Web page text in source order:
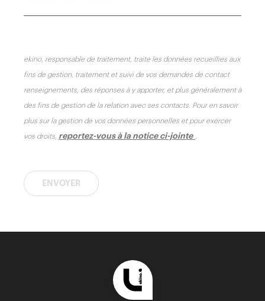
ekino, responsable de traitement, traite les données recueillies aux
fins de gestion, traitement et suivi de vos demandes de contact
renseignements, des réponses à y apporter, et plus généralement à
des fins de gestion de la relation avec ses contacts. Pour en savoir
plus sur la gestion de vos données personnelles et pour exercer
vos droits, reportez-vous à la notice ci-jointe .
ENVOYER